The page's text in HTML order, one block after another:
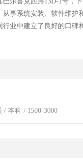
从事系统安装、软件维护
业中建立了良好的口
本科 / 1500-3000